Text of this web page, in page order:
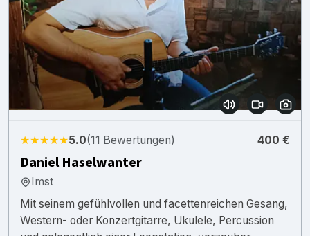
★★★★★5.0(11 Bewertungen) 400 €
Daniel Haselwanter
Imst
Mit seinem gefühlvollen und facettenreichen Gesang,
Western- oder Konzertgitarre, Ukulele, Percussion